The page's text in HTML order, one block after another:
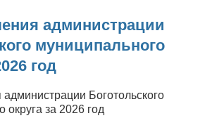
администрации
муниципального
год
Боготольского
округа за 2026 год